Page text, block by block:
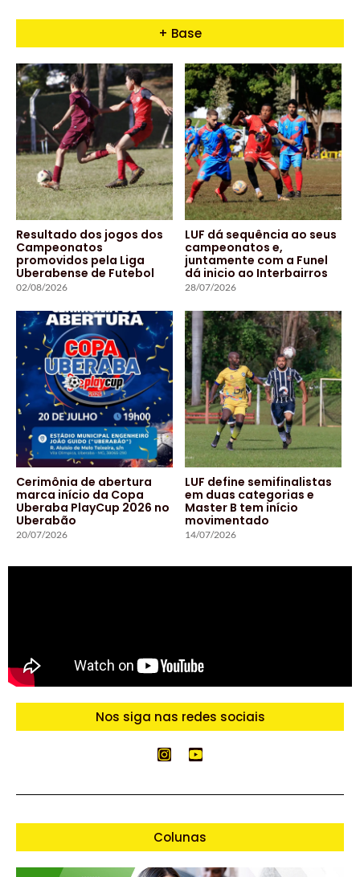
+ Base
Resultado dos jogos dos
Campeonatos
promovidos pela Liga
Uberabense de Futebol
02/08/2026
LUF dá sequência ao seus
campeonatos e,
juntamente com a Funel
dá inicio ao Interbairros
28/07/2026
Cerimônia de abertura
marca início da Copa
Uberaba PlayCup 2026 no
Uberabão
20/07/2026
LUF define semifinalistas
em duas categorias e
Master B tem início
movimentado
14/07/2026
Nos siga nas redes sociais
Colunas